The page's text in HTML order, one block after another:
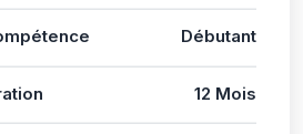
Débutant
12 Mois